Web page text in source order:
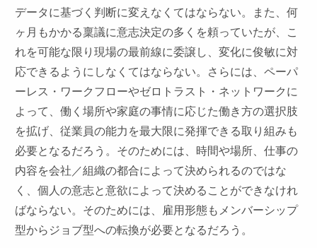
データに基づく判断に変えなくてはならない。また、何
ヶ月もかかる稟議に意志決定の多くを頼っていたが、こ
れを可能な限り現場の最前線に委譲し、変化に俊敏に対
応できるようにしなくてはならない。さらには、ペーパ
ーレス・ワークフローやゼロトラスト・ネットワークに
よって、働く場所や家庭の事情に応じた働き方の選択肢
を拡げ、従業員の能力を最大限に発揮できる取り組みも
必要となるだろう。そのためには、時間や場所、仕事の
内容を会社／組織の都合によって決められるのではな
く、個人の意志と意欲によって決めることができなけれ
ばならない。そのためには、雇用形態もメンバーシップ
型からジョブ型への転換が必要となるだろう。